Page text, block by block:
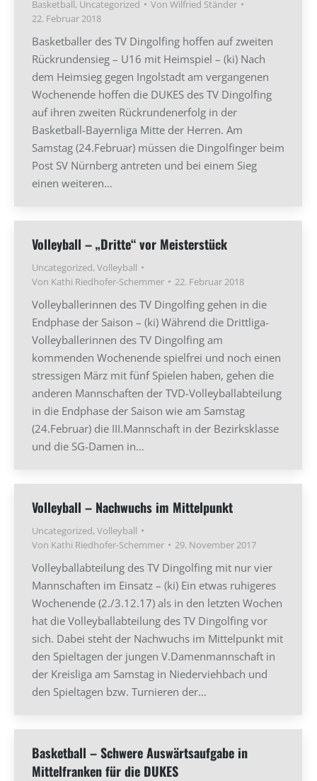
Basketball, Uncategorized Von Wilfried Ständer
22. Februar 2018
Basketballer des TV Dingolfing hoffen auf zweiten
Rückrundensieg – U16 mit Heimspiel – (ki) Nach
dem Heimsieg gegen Ingolstadt am vergangenen
Wochenende hoffen die DUKES des TV Dingolfing
auf ihren zweiten Rückrundenerfolg in der
Basketball-Bayernliga Mitte der Herren. Am
Samstag (24.Februar) müssen die Dingolfinger beim
Post SV Nürnberg antreten und bei einem Sieg
einen weiteren…
Volleyball – „Dritte“ vor Meisterstück
Uncategorized, Volleyball
Von Kathi Riedhofer-Schemmer 22. Februar 2018
Volleyballerinnen des TV Dingolfing gehen in die
Endphase der Saison – (ki) Während die Drittliga-
Volleyballerinnen des TV Dingolfing am
kommenden Wochenende spielfrei und noch einen
stressigen März mit fünf Spielen haben, gehen die
anderen Mannschaften der TVD-Volleyballabteilung
in die Endphase der Saison wie am Samstag
(24.Februar) die III.Mannschaft in der Bezirksklasse
und die SG-Damen in…
Volleyball – Nachwuchs im Mittelpunkt
Uncategorized, Volleyball
Von Kathi Riedhofer-Schemmer 29. November 2017
Volleyballabteilung des TV Dingolfing mit nur vier
Mannschaften im Einsatz – (ki) Ein etwas ruhigeres
Wochenende (2./3.12.17) als in den letzten Wochen
hat die Volleyballabteilung des TV Dingolfing vor
sich. Dabei steht der Nachwuchs im Mittelpunkt mit
den Spieltagen der jungen V.Damenmannschaft in
der Kreisliga am Samstag in Niederviehbach und
den Spieltagen bzw. Turnieren der…
Basketball – Schwere Auswärtsaufgabe in
Mittelfranken für die DUKES